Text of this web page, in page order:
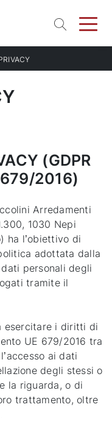
(GDPR
2016)
Arredamenti
1030 Nepi
ha l’obiettivo di
adottata dalla
personali degli
tramite il
esercitare i diritti di
UE 679/2016 tra
ai dati
degli stessi o
la riguarda, o di
trattamento, oltre